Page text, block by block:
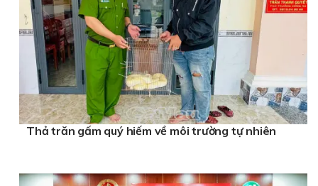
Thả trăn gấm quý hiếm về môi trường tự nhiên